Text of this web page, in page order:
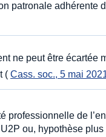
patronale adhérente
ne peut être écartée
( Cass. soc., 5 mai
professionnelle de
ou, hypothèse